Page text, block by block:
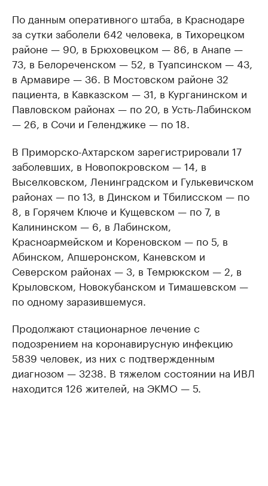
По данным оперативного штаба, в Краснодаре
за сутки заболели 642 человека, в Тихорецком
районе — 90, в Брюховецком — 86, в Анапе —
73, в Белореченском — 52, в Туапсинском — 43,
в Армавире — 36. В Мостовском районе 32
пациента, в Кавказском — 31, в Курганинском и
Павловском районах — по 20, в Усть-Лабинском
— 26, в Сочи и Геленджике — по 18.
В Приморско-Ахтарском зарегистрировали 17
заболевших, в Новопокровском — 14, в
Выселковском, Ленинградском и Гулькевичском
районах — по 13, в Динском и Тбилисском — по
8, в Горячем Ключе и Кущевском — по 7, в
Калининском — 6, в Лабинском,
Красноармейском и Кореновском — по 5, в
Абинском, Апшеронском, Каневском и
Северском районах — 3, в Темрюкском — 2, в
Крыловском, Новокубанском и Тимашевском —
по одному заразившемуся.
Продолжают стационарное лечение с
подозрением на коронавирусную инфекцию
5839 человек, из них с подтвержденным
диагнозом — 3238. В тяжелом состоянии на ИВЛ
находится 126 жителей, на ЭКМО — 5.